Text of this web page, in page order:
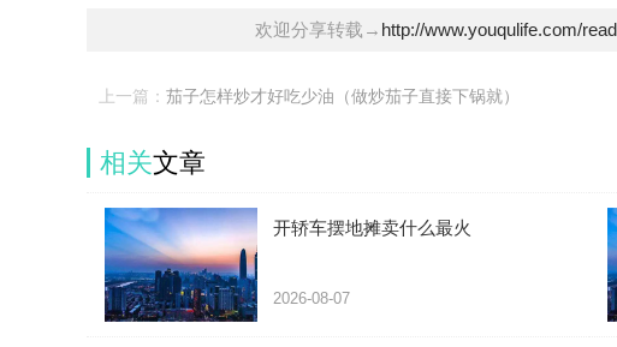
欢迎分享转载→ http://www.youqulife.com/
上一篇： 茄子怎样炒才好吃少油（做炒茄子直接下锅就）
相关文章
开轿车摆地摊卖什么最火
2026-08-07